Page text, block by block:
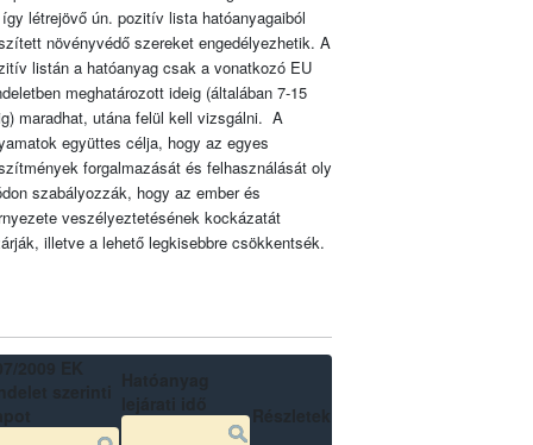
létrejövő ún. pozitív lista hatóanyagaiból
növényvédő szereket engedélyezhetik. A
listán a hatóanyag csak a vonatkozó EU
meghatározott ideig (általában 7-15
maradhat, utána felül kell vizsgálni. A
együttes célja, hogy az egyes
forgalmazását és felhasználását oly
szabályozzák, hogy az ember és
veszélyeztetésének kockázatát
illetve a lehető legkisebbre csökkentsék.